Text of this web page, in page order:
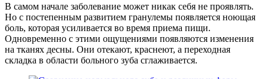
В самом начале заболевание может никак себя не проявлять.
Но с постепенным развитием гранулемы появляется ноющая
боль, которая усиливается во время приема пищи.
Одновременно с этими ощущениями появляются изменения
на тканях десны. Они отекают, краснеют, а переходная
складка в области больного зуба сглаживается.